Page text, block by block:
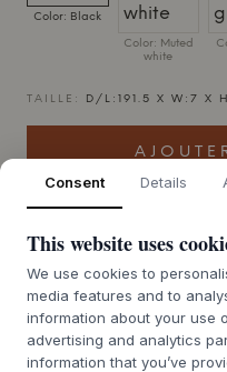
Color: Black
Color: Muted
white
TAILLE: D/L:191.5 X W:7 X
21 jours
DESCRIPTION
Consent Details
This website uses
We use cookies to
media features and to
information about your use
advertising and analytics
information that you’ve